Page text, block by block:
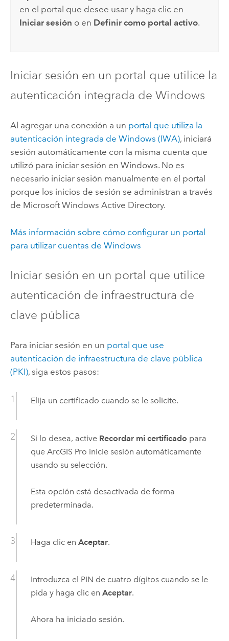
en el portal que desee usar y haga clic en
Iniciar sesión o en Definir como portal activo.
Iniciar sesión en un portal que utilice la
autenticación integrada de Windows
Al agregar una conexión a un portal que utiliza la
autenticación integrada de Windows (IWA), iniciará
sesión automáticamente con la misma cuenta que
utilizó para iniciar sesión en Windows. No es
necesario iniciar sesión manualmente en el portal
porque los inicios de sesión se administran a través
de Microsoft Windows Active Directory.
Más información sobre cómo configurar un portal
para utilizar cuentas de Windows
Iniciar sesión en un portal que utilice
autenticación de infraestructura de
clave pública
Para iniciar sesión en un portal que use
autenticación de infraestructura de clave pública
(PKI), siga estos pasos:
Elija un certificado cuando se le solicite.
Si lo desea, active Recordar mi certificado para
que ArcGIS Pro inicie sesión automáticamente
usando su selección.
Esta opción está desactivada de forma
predeterminada.
Haga clic en Aceptar.
Introduzca el PIN de cuatro dígitos cuando se le
pida y haga clic en Aceptar.
Ahora ha iniciado sesión.